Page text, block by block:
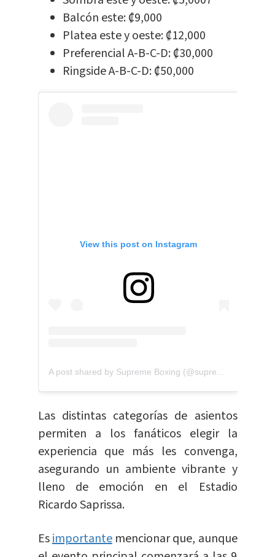
Balcón este: ₡9,000
Platea este y oeste: ₡12,000
Preferencial A-B-C-D: ₡30,000
Ringside A-B-C-D: ₡50,000
View this post on Instagram
Las distintas categorías de asientos
permiten a los fanáticos elegir la
experiencia que más les convenga,
asegurando un ambiente vibrante y
lleno de emoción en el Estadio
Ricardo Saprissa.
Esimportantemencionar que, aunque